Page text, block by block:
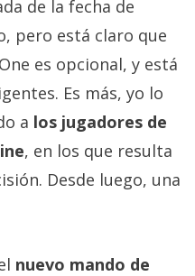
de la fecha de
pero está claro que
es opcional, y está
Es más, yo lo
a los jugadores de
, en los que resulta
Desde luego, una
nuevo mando de